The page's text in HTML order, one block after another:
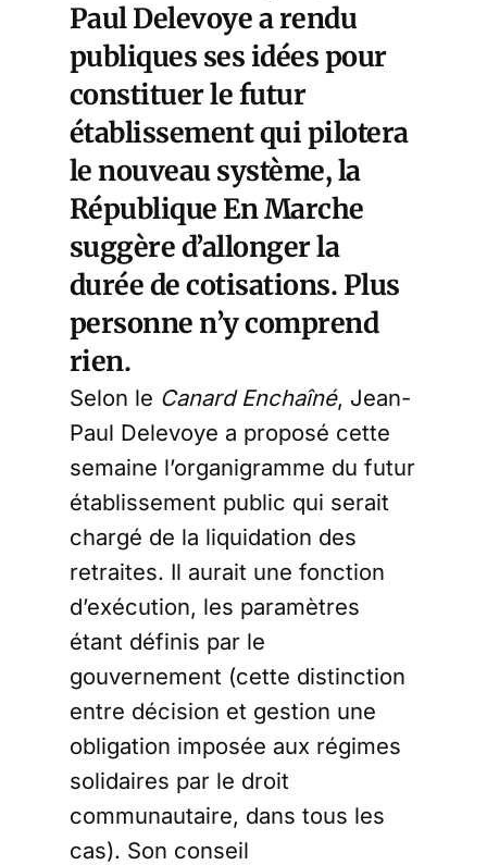
Paul Delevoye a rendu
publiques ses idées pour
constituer le futur
établissement qui pilotera
le nouveau système, la
République En Marche
suggère d’allonger la
durée de cotisations. Plus
personne n’y comprend
rien.
Selon le Canard Enchaîné, Jean-
Paul Delevoye a proposé cette
semaine l’organigramme du futur
établissement public qui serait
chargé de la liquidation des
retraites. Il aurait une fonction
d’exécution, les paramètres
étant définis par le
gouvernement (cette distinction
entre décision et gestion une
obligation imposée aux régimes
solidaires par le droit
communautaire, dans tous les
cas). Son conseil